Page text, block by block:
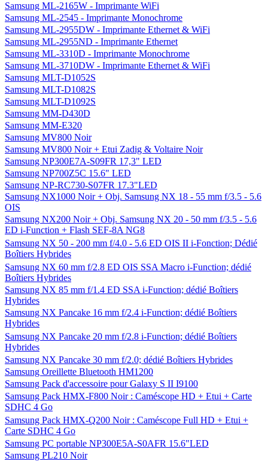
Samsung ML-2165W - Imprimante WiFi
Samsung ML-2545 - Imprimante Monochrome
Samsung ML-2955DW - Imprimante Ethernet & WiFi
Samsung ML-2955ND - Imprimante Ethernet
Samsung ML-3310D - Imprimante Monochrome
Samsung ML-3710DW - Imprimante Ethernet & WiFi
Samsung MLT-D1052S
Samsung MLT-D1082S
Samsung MLT-D1092S
Samsung MM-D430D
Samsung MM-E320
Samsung MV800 Noir
Samsung MV800 Noir + Etui Zadig & Voltaire Noir
Samsung NP300E7A-S09FR 17,3" LED
Samsung NP700Z5C 15.6" LED
Samsung NP-RC730-S07FR 17.3"LED
Samsung NX1000 Noir + Obj. Samsung NX 18 - 55 mm f/3.5 - 5.6
OIS
Samsung NX200 Noir + Obj. Samsung NX 20 - 50 mm f/3.5 - 5.6
ED i-Function + Flash SEF-8A NG8
Samsung NX 50 - 200 mm f/4.0 - 5.6 ED OIS II i-Fonction; Dédié
Boîtiers Hybrides
Samsung NX 60 mm f/2.8 ED OIS SSA Macro i-Function; dédié
Boîtiers Hybrides
Samsung NX 85 mm f/1.4 ED SSA i-Function; dédié Boîtiers
Hybrides
Samsung NX Pancake 16 mm f/2.4 i-Function; dédié Boîtiers
Hybrides
Samsung NX Pancake 20 mm f/2.8 i-Function; dédié Boîtiers
Hybrides
Samsung NX Pancake 30 mm f/2.0; dédié Boîtiers Hybrides
Samsung Oreillette Bluetooth HM1200
Samsung Pack d'accessoire pour Galaxy S II I9100
Samsung Pack HMX-F800 Noir : Caméscope HD + Etui + Carte
SDHC 4 Go
Samsung Pack HMX-Q200 Noir : Caméscope Full HD + Etui +
Carte SDHC 4 Go
Samsung PC portable NP300E5A-S0AFR 15.6"LED
Samsung PL210 Noir